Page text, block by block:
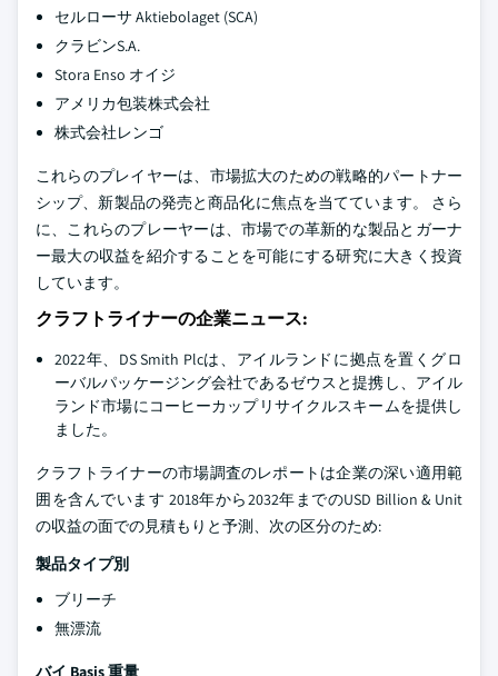
セルローサ Aktiebolaget (SCA)
クラビンS.A.
Stora Enso オイジ
アメリカ包装株式会社
株式会社レンゴ
これらのプレイヤーは、市場拡大のための戦略的パートナー
シップ、新製品の発売と商品化に焦点を当てています。 さら
に、これらのプレーヤーは、市場での革新的な製品とガーナ
ー最大の収益を紹介することを可能にする研究に大きく投資
しています。
クラフトライナーの企業ニュース:
2022年、DS Smith Plcは、アイルランドに拠点を置くグロ
ーバルパッケージング会社であるゼウスと提携し、アイル
ランド市場にコーヒーカップリサイクルスキームを提供し
ました。
クラフトライナーの市場調査のレポートは企業の深い適用範
囲を含んでいます 2018年から2032年までのUSD Billion & Unit
の収益の面での見積もりと予測、次の区分のため:
製品タイプ別
ブリーチ
無漂流
バイ Basis 重量